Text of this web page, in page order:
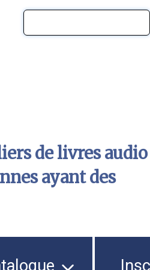
de livres audio
ayant des